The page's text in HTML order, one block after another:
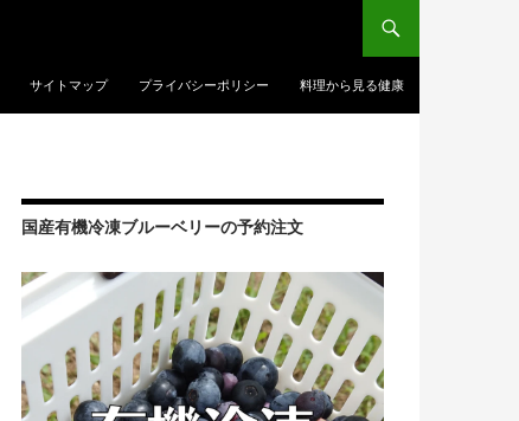
サイトマップ プライバシーポリシー 料理から見る健康
国産有機冷凍ブルーベリーの予約注文